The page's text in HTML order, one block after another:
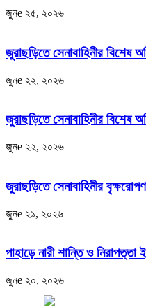
জুনe ২৫, ২০২৬
জুরাছড়িতে সেনাবাহিনীর বিশেষ
জুনe ২২, ২০২৬
জুরাছড়িতে সেনাবাহিনীর বিশেষ
জুনe ২২, ২০২৬
জুরাছড়িতে সেনাবাহিনীর
জুনe ২১, ২০২৬
পাহাড়ে নারী শান্তি ও নিরাপত্তা
জুনe ২০, ২০২৬